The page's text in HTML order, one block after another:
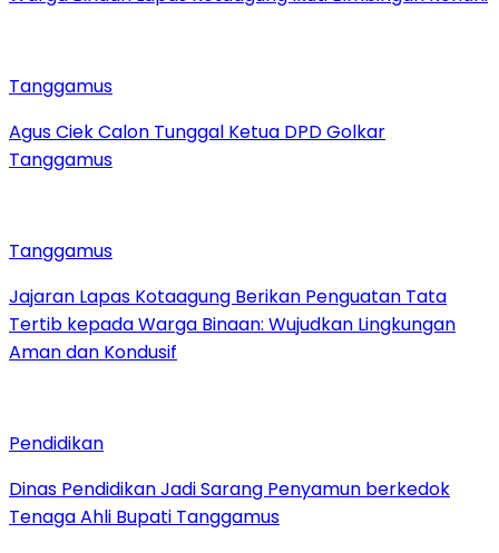
Tanggamus
Agus Ciek Calon Tunggal Ketua DPD Golkar
Tanggamus
Tanggamus
Jajaran Lapas Kotaagung Berikan Penguatan Tata
Tertib kepada Warga Binaan: Wujudkan Lingkungan
Aman dan Kondusif
Pendidikan
Dinas Pendidikan Jadi Sarang Penyamun berkedok
Tenaga Ahli Bupati Tanggamus